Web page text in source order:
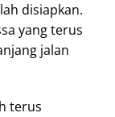
disiapkan.
yang terus
jalan
terus